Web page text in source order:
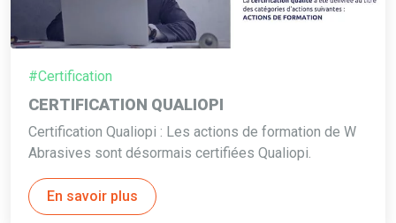
#Certification
CERTIFICATION QUALIOPI
Certification Qualiopi : Les actions de formation de W
Abrasives sont désormais certifiées Qualiopi.
En savoir plus